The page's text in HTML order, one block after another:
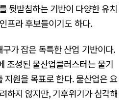
뒷받침하는 기반이 다양한 유치
프라 후보들이기도 하다.
가 잡은 독특한 산업 기반이다.
조성된 물산업클러스터는 물기
지원을 목표로 한다. 물산업은 요
하지 않지만, 기후위기가 심각해